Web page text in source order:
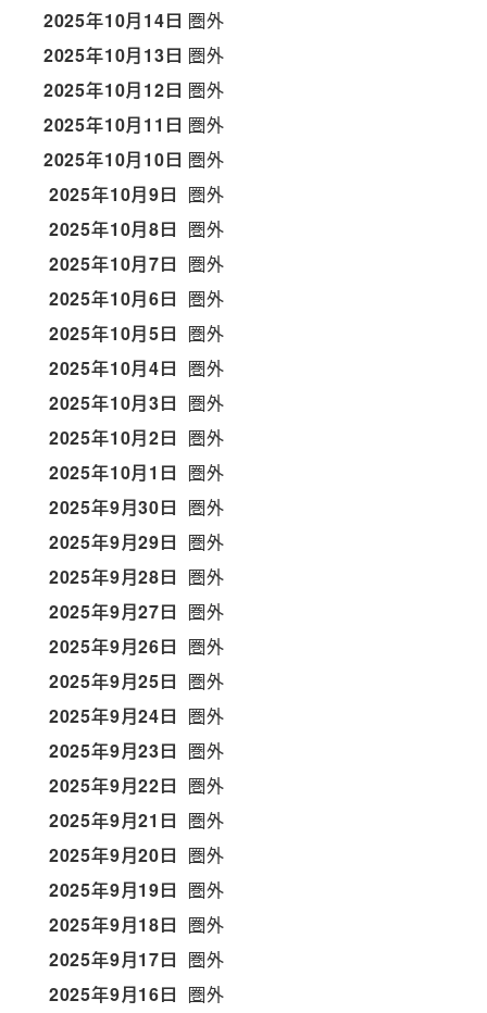
2025年10月14日 圏外
2025年10月13日 圏外
2025年10月12日 圏外
2025年10月11日 圏外
2025年10月10日 圏外
2025年10月9日 圏外
2025年10月8日 圏外
2025年10月7日 圏外
2025年10月6日 圏外
2025年10月5日 圏外
2025年10月4日 圏外
2025年10月3日 圏外
2025年10月2日 圏外
2025年10月1日 圏外
2025年9月30日 圏外
2025年9月29日 圏外
2025年9月28日 圏外
2025年9月27日 圏外
2025年9月26日 圏外
2025年9月25日 圏外
2025年9月24日 圏外
2025年9月23日 圏外
2025年9月22日 圏外
2025年9月21日 圏外
2025年9月20日 圏外
2025年9月19日 圏外
2025年9月18日 圏外
2025年9月17日 圏外
2025年9月16日 圏外